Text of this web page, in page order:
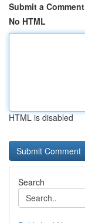
Submit a Comment
No HTML
HTML is disabled
Search